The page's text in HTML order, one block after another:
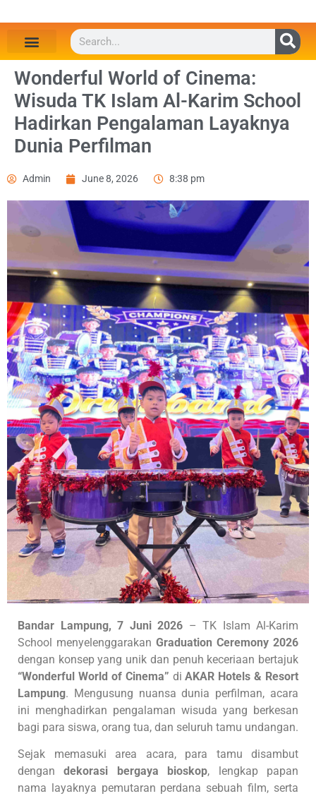
Wonderful World of Cinema:
Wisuda TK Islam Al-Karim School
Hadirkan Pengalaman Layaknya
Dunia Perfilman
Admin June 8, 2026 8:38 pm
Bandar Lampung, 7 Juni 2026 – TK Islam Al-Karim
School menyelenggarakan Graduation Ceremony 2026
dengan konsep yang unik dan penuh keceriaan bertajuk
“Wonderful World of Cinema” diAKAR Hotels & Resort
Lampung. Mengusung nuansa dunia perfilman, acara
ini menghadirkan pengalaman wisuda yang berkesan
bagi para siswa, orang tua, dan seluruh tamu undangan.
Sejak memasuki area acara, para tamu disambut
dengandekorasi bergaya bioskop, lengkap papan
nama layaknya pemutaran perdana sebuah film, serta